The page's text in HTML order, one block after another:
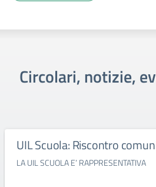
Circolari, notizie,
UIL Scuola: Riscontro
LA UIL SCUOLA E’ RAPPRESENTATIVA